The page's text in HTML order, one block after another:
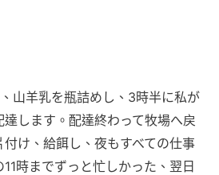
山羊乳を瓶詰めし、3時半に私が
します。配達終わって牧場へ戻
付け、給餌し、夜もすべての仕事
時までずっと忙しかった、翌日